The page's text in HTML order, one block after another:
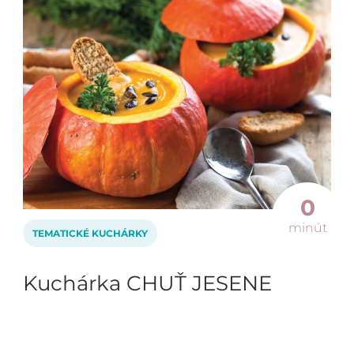
0
minút
TEMATICKÉ KUCHÁRKY
Kuchárka CHUŤ JESENE